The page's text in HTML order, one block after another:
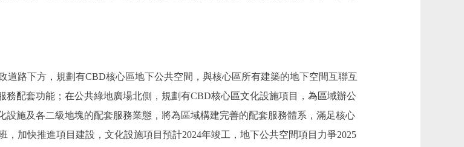
路下方，規劃有CBD核心區地下公共空間，與核心區所有建築的地下空間互聯互
配套功能；在公共綠地廣場北側，規劃有CBD核心區文化設施項目，為區域辦公
設施及各二級地塊的配套服務業態，將為區域構建完善的配套服務體系，滿足核心
加快推進項目建設，文化設施項目預計2024年竣工，地下公共空間項目力爭2025